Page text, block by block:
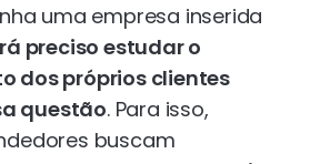
uma empresa inserida
preciso estudar o
dos próprios clientes
questão. Para isso,
buscam